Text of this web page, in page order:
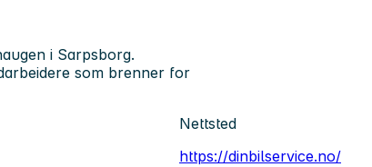
i Sarpsborg.
som brenner for
Nettsted
https://dinbilservice.no/